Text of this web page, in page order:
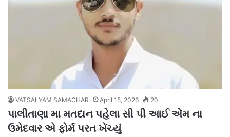
VATSALYAM SAMACHAR April 15, 2026 20
પાલીતાણા મા મતદાન પહેલા સી પી આઈ એમ ના
ઉમેદવાર એ ફોર્મ પરત ખેંચ્યું